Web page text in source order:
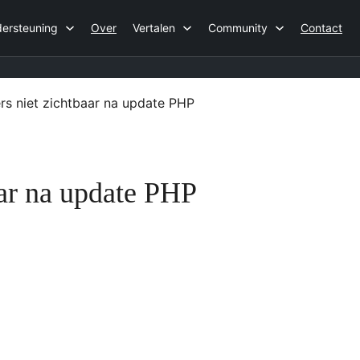
Over Vertalen Community Contact
niet zichtbaar na update PHP
na update PHP